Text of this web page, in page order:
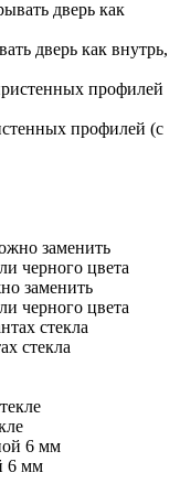
дверь как внутрь,
профилей (с
заменить
черного цвета
стекла
6 мм